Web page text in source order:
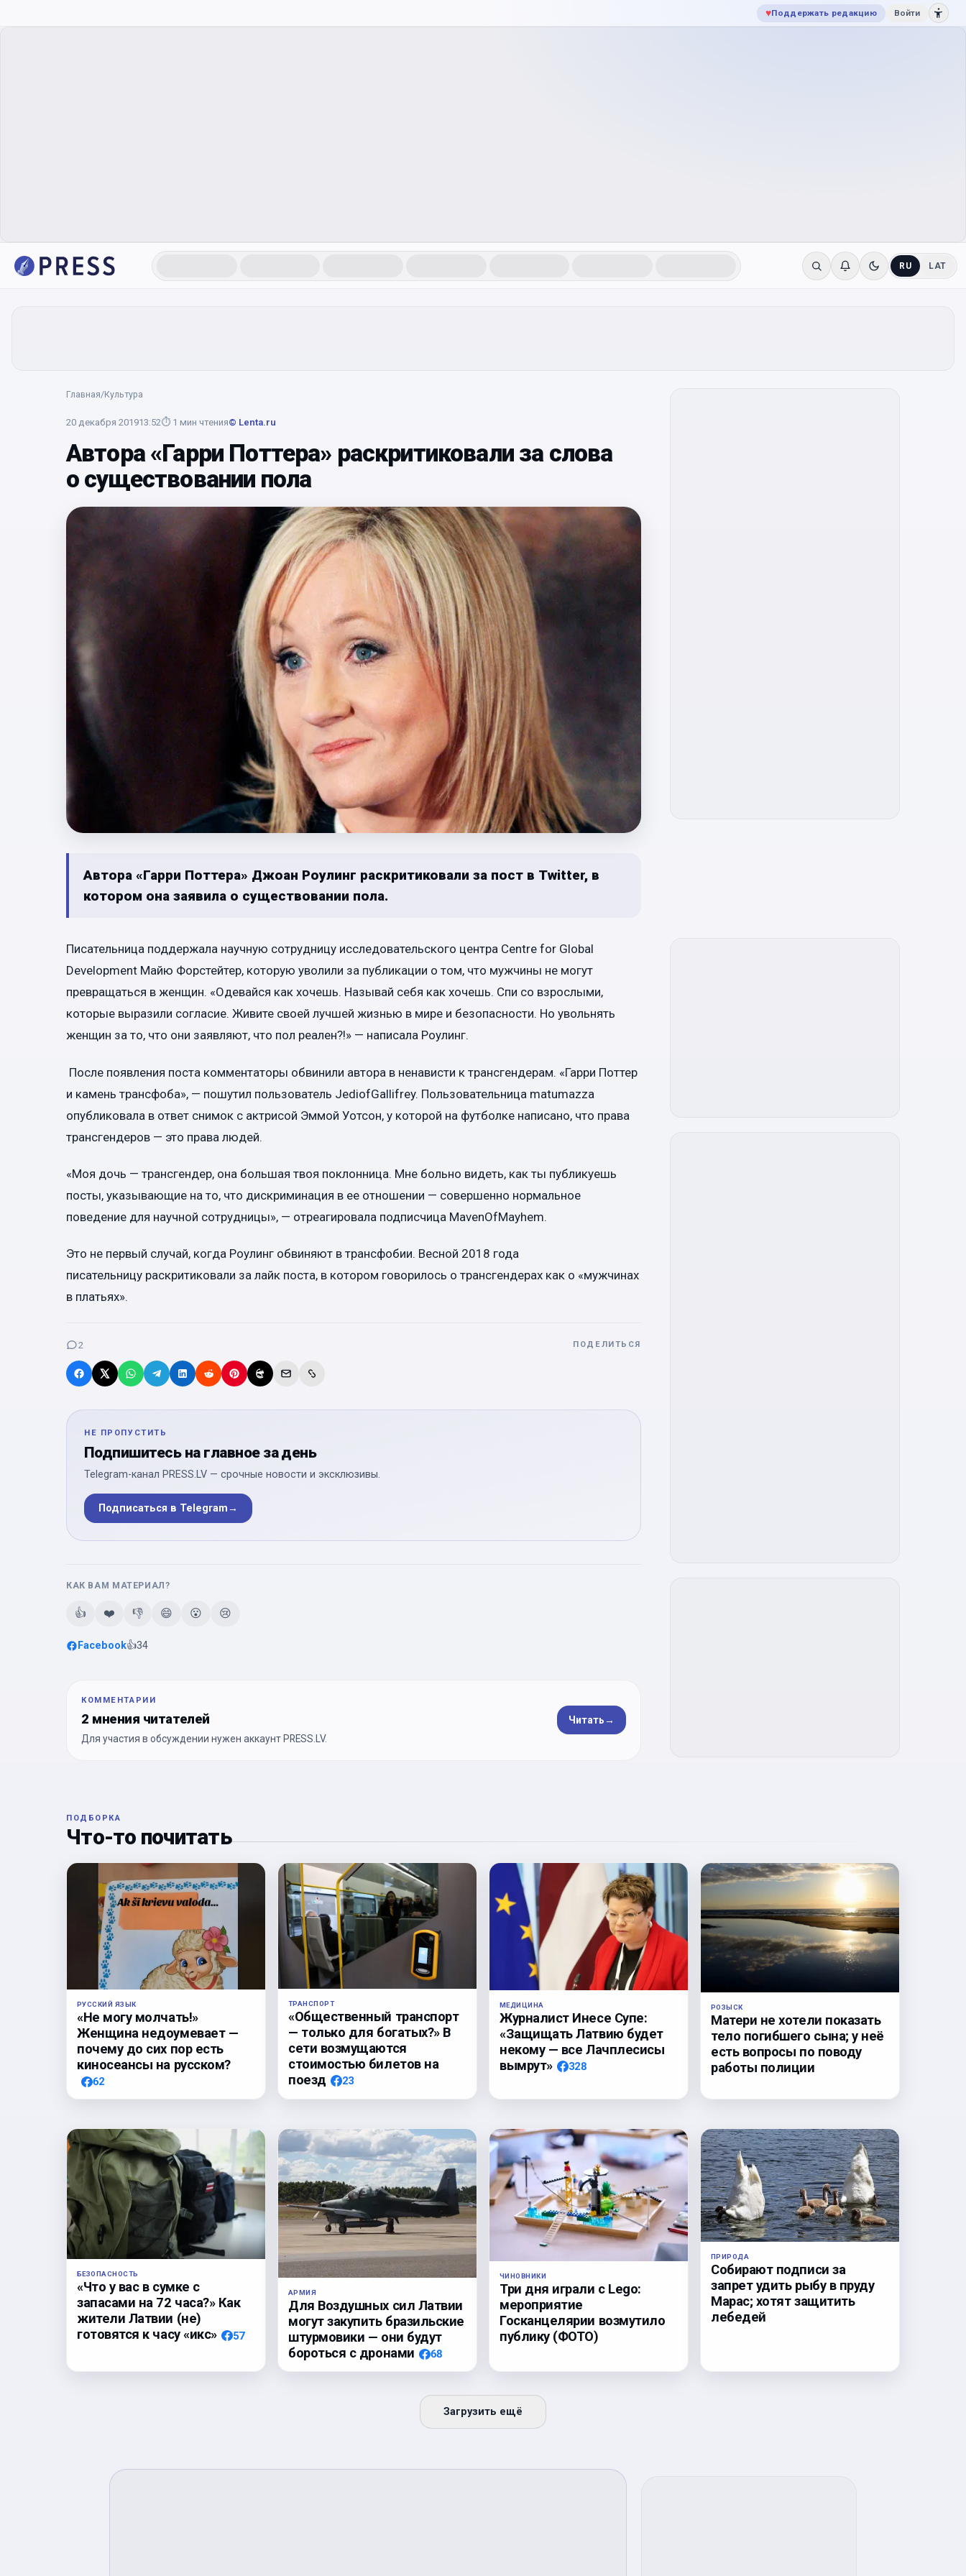
♥Поддержать редакцию Войти
RU LAT
Главная/Культура
20 декабря 201913:52⏱ 1 мин чтения© Lenta.ru
Автора «Гарри Поттера» раскритиковали за слова
о существовании пола
Автора «Гарри Поттера» Джоан Роулинг раскритиковали за пост в Twitter, в
котором она заявила о существовании пола.
Писательница поддержала научную сотрудницу исследовательского центра Centre for Global
Development Майю Форстейтер, которую уволили за публикации о том, что мужчины не могут
превращаться в женщин. «Одевайся как хочешь. Называй себя как хочешь. Спи со взрослыми,
которые выразили согласие. Живите своей лучшей жизнью в мире и безопасности. Но увольнять
женщин за то, что они заявляют, что пол реален?!» — написала Роулинг.
После появления поста комментаторы обвинили автора в ненависти к трансгендерам. «Гарри Поттер
и камень трансфоба», — пошутил пользователь JediofGallifrey. Пользовательница matumazza
опубликовала в ответ снимок с актрисой Эммой Уотсон, у которой на футболке написано, что права
трансгендеров — это права людей.
«Моя дочь — трансгендер, она большая твоя поклонница. Мне больно видеть, как ты публикуешь
посты, указывающие на то, что дискриминация в ее отношении — совершенно нормальное
поведение для научной сотрудницы», — отреагировала подписчица MavenOfMayhem.
Это не первый случай, когда Роулинг обвиняют в трансфобии. Весной 2018 года
писательницу раскритиковали за лайк поста, в котором говорилось о трансгендерах как о «мужчинах
в платьях».
2 ПОДЕЛИТЬСЯ
НЕ ПРОПУСТИТЬ
Подпишитесь на главное за день
Telegram-канал PRESS.LV — срочные новости и эксклюзивы.
Подписаться в Telegram→
КАК ВАМ МАТЕРИАЛ?
👍 ❤️ 👎 😄 😮 😢
Facebook👍34
КОММЕНТАРИИ
2 мнения читателей
Для участия в обсуждении нужен аккаунт PRESS.LV.
Читать→
ПОДБОРКА
Что-то почитать
РУССКИЙ ЯЗЫК
«Не могу молчать!»
Женщина недоумевает —
почему до сих пор есть
киносеансы на русском?
62
ТРАНСПОРТ
«Общественный транспорт
— только для богатых?» В
сети возмущаются
стоимостью билетов на
поезд
23
МЕДИЦИНА
Журналист Инесе Супе:
«Защищать Латвию будет
некому — все Лачплесисы
вымрут»
328
РОЗЫСК
Матери не хотели показать
тело погибшего сына; у неё
есть вопросы по поводу
работы полиции
БЕЗОПАСНОСТЬ
«Что у вас в сумке с
запасами на 72 часа?» Как
жители Латвии (не)
готовятся к часу «икс»
57
АРМИЯ
Для Воздушных сил Латвии
могут закупить бразильские
штурмовики — они будут
бороться с дронами
68
ЧИНОВНИКИ
Три дня играли с Lego:
мероприятие
Госканцелярии возмутило
публику (ФОТО)
ПРИРОДА
Собирают подписи за
запрет удить рыбу в пруду
Марас; хотят защитить
лебедей
Загрузить ещё